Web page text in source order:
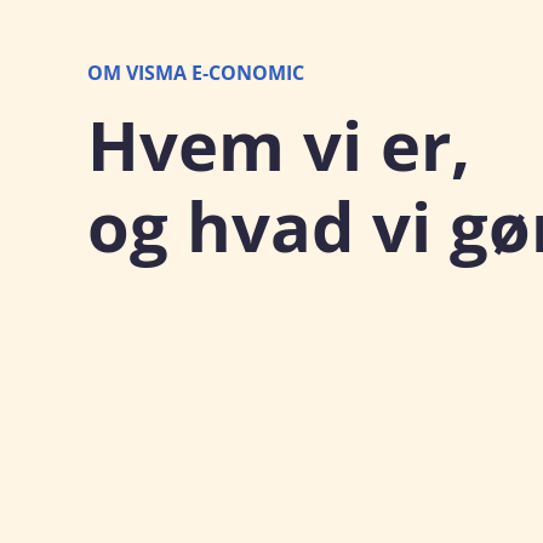
OM VISMA E‑CONOMIC
Hvem vi er,
og hvad vi